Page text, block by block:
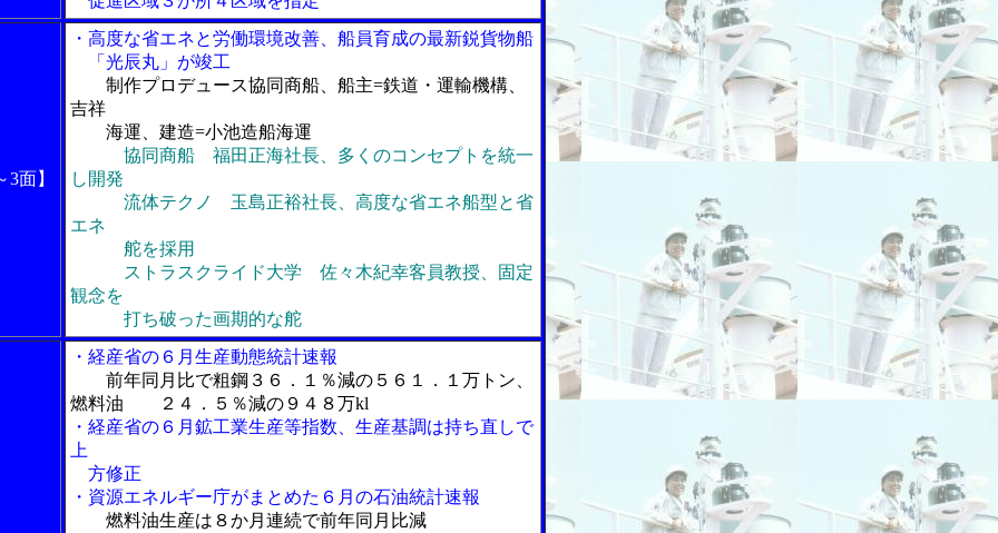
3面】
・高度な省エネと労働環境改善、船員育成の最新鋭貨物船
「光辰丸」が竣工
制作プロデュース協同商船、船主=鉄道・運輸機構、
吉祥
海運、建造=小池造船海運
協同商船 福田正海社長、多くのコンセプトを統一
し開発
流体テクノ 玉島正裕社長、高度な省エネ船型と省
エネ
舵を採用
ストラスクライド大学 佐々木紀幸客員教授、固定
観念を
打ち破った画期的な舵
・経産省の６月生産動態統計速報
前年同月比で粗鋼３６．１％減の５６１．１万トン、
燃料油 ２４．５％減の９４８万kl
・経産省の６月鉱工業生産等指数、生産基調は持ち直しで
上
方修正
・資源エネルギー庁がまとめた６月の石油統計速報
燃料油生産は８か月連続で前年同月比減